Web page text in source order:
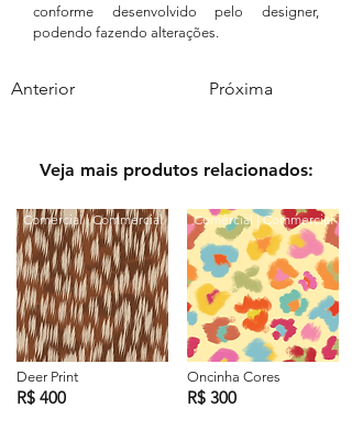
conforme desenvolvido pelo designer,
podendo fazendo alterações.
Anterior Próxima
Veja mais produtos relacionados:
Comercial | Commercial
Deer Print
R$ 400
Comercial | Commercial
Oncinha Cores
R$ 300